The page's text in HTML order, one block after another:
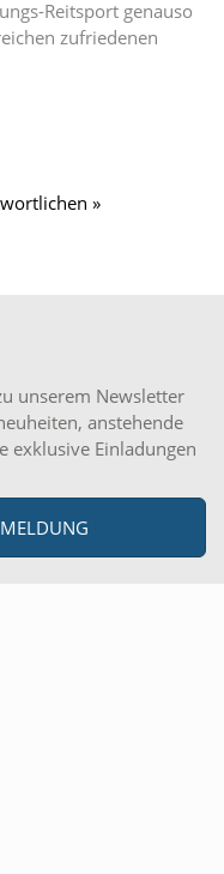
Reitsport genauso
zufriedenen
»
unserem Newsletter
anstehende
exklusive Einladungen